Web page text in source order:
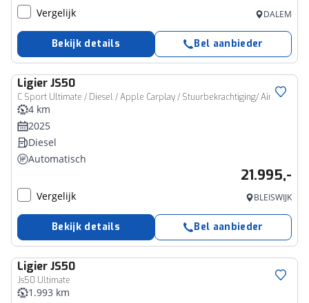
Vergelijk DALEM
Bekijk details Bel aanbieder
LigierJS50
C Sport Ultimate / Diesel / Apple Carplay / Stuurbekrachtiging/ Airco
4 km
2025
Diesel
Automatisch
21.995,-
Vergelijk BLEISWIJK
Bekijk details Bel aanbieder
LigierJS50
Js50 Ultimate
1.993 km